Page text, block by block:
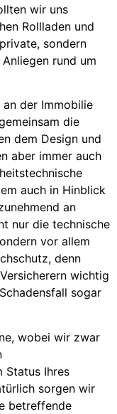
wir uns
Rollladen und
sondern
rund um
der Immobilie
die
dem Design und
aber immer auch
auch in Hinblick
an
nur die technische
vor allem
denn
wichtig
sogar
wobei wir zwar
Status Ihres
sorgen wir
betreffende